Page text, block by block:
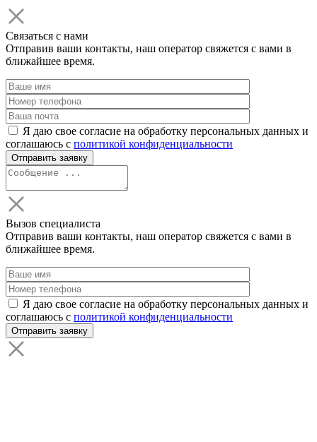
Связаться с нами
Отправив ваши контакты, наш оператор свяжется с вами в
ближайшее время.
Я даю свое согласие на обработку персональных данных и
соглашаюсь с политикой конфиденциальности
Вызов специалиста
Отправив ваши контакты, наш оператор свяжется с вами в
ближайшее время.
Я даю свое согласие на обработку персональных данных и
соглашаюсь с политикой конфиденциальности